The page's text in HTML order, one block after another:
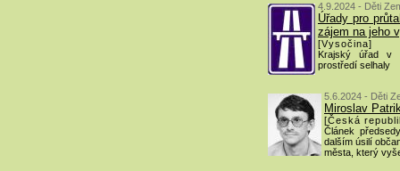
4.9.2024 - Děti
Úřady pro
zájem na jeho
[Vysočina]
Krajský úřad v
prostředí selhaly
5.6.2024 - Děti
Miroslav
[Česká
Článek
dalším úsilí
města, který